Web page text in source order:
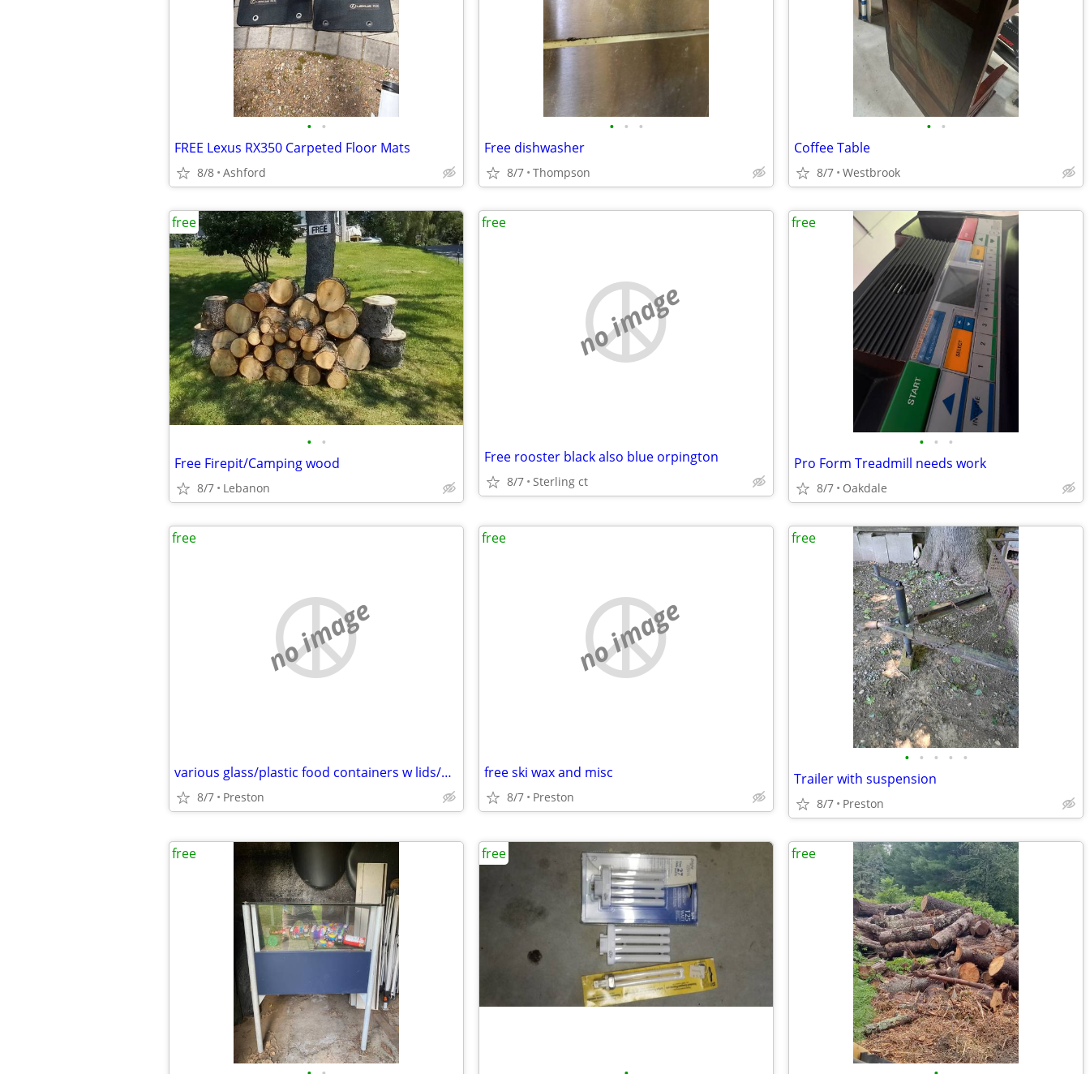
• •
FREE Lexus RX350 Carpeted Floor Mats
8/8 Ashford
• • •
Free dishwasher
8/7 Thompson
• •
Coffee Table
8/7 Westbrook
• •
Free Firepit/Camping wood
8/7 Lebanon
free
no image
Free rooster black also blue orpington
8/7 Sterling ct
free
• • •
Pro Form Treadmill needs work
8/7 Oakdale
free
no image
various glass/plastic food containers w lids/1gal glass pickle, 1.5L w
8/7 Preston
free
no image
free ski wax and misc
8/7 Preston
free
• • • • •
Trailer with suspension
8/7 Preston
free
free free free